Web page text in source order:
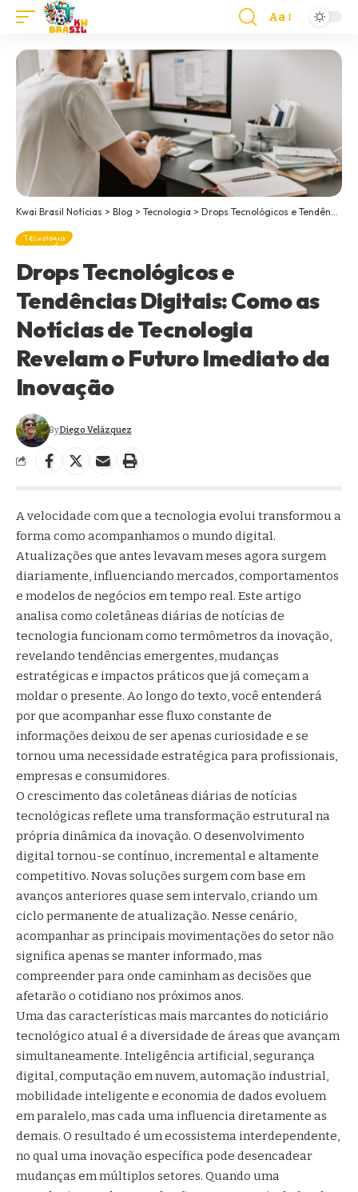
Aa
Kwai Brasil Notícias > Blog > Tecnologia > Drops Tecnológicos e Tendências Digitais: Como as Notícias de Tecnologia Revelam o Futuro Imediato da Inovação
Tecnologia
Drops Tecnológicos e
Tendências Digitais: Como as
Notícias de Tecnologia
Revelam o Futuro Imediato da
Inovação
ByDiego Velázquez
A velocidade com que a tecnologia evolui transformou a
forma como acompanhamos o mundo digital.
Atualizações que antes levavam meses agora surgem
diariamente, influenciando mercados, comportamentos
e modelos de negócios em tempo real. Este artigo
analisa como coletâneas diárias de notícias de
tecnologia funcionam como termômetros da inovação,
revelando tendências emergentes, mudanças
estratégicas e impactos práticos que já começam a
moldar o presente. Ao longo do texto, você entenderá
por que acompanhar esse fluxo constante de
informações deixou de ser apenas curiosidade e se
tornou uma necessidade estratégica para profissionais,
empresas e consumidores.
O crescimento das coletâneas diárias de notícias
tecnológicas reflete uma transformação estrutural na
própria dinâmica da inovação. O desenvolvimento
digital tornou-se contínuo, incremental e altamente
competitivo. Novas soluções surgem com base em
avanços anteriores quase sem intervalo, criando um
ciclo permanente de atualização. Nesse cenário,
acompanhar as principais movimentações do setor não
significa apenas se manter informado, mas
compreender para onde caminham as decisões que
afetarão o cotidiano nos próximos anos.
Uma das características mais marcantes do noticiário
tecnológico atual é a diversidade de áreas que avançam
simultaneamente. Inteligência artificial, segurança
digital, computação em nuvem, automação industrial,
mobilidade inteligente e economia de dados evoluem
em paralelo, mas cada uma influencia diretamente as
demais. O resultado é um ecossistema interdependente,
no qual uma inovação específica pode desencadear
mudanças em múltiplos setores. Quando uma